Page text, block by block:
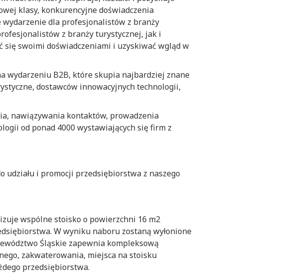
klasy, konkurencyjne doświadczenia
wydarzenie dla profesjonalistów z branży
z branży turystycznej, jak i
swoimi doświadczeniami i uzyskiwać wgląd w
wydarzeniu B2B, które skupia najbardziej znane
dostawców innowacyjnych technologii,
nawiązywania kontaktów, prowadzenia
od ponad 4000 wystawiających się firm z
i promocji przedsiębiorstwa z naszego
wspólne stoisko o powierzchni 16 m2
W wyniku naboru zostaną wyłonione
Śląskie zapewnia kompleksową
zakwaterowania, miejsca na stoisku
przedsiębiorstwa.